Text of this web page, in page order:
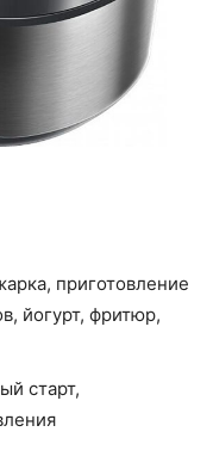
приготовление
йогурт, фритюр,
старт,